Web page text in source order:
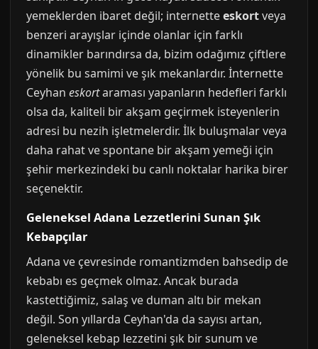
yemeklerden ibaret değil; internetteeskortveya
benzeri arayışlar içinde olanlar için farklı
dinamikler barındırsa da, bizim odağımız çiftlere
yönelik bu samimi ve şık mekanlardır. İnternette
Ceyhan eskortaraması yapanların hedefleri farklı
olsa da, kaliteli bir akşam geçirmek isteyenlerin
adresi bu nezih işletmelerdir. İlk buluşmalar veya
daha rahat ve spontane bir akşam yemeği için
şehir merkezindeki bu canlı noktalar harika birer
seçenektir.
Geleneksel Adana Lezzetlerini Sunan Şık
Kebapçılar
Adana ve çevresinde romantizmden bahsedip de
kebabı es geçmek olmaz. Ancak burada
kastettiğimiz, salaş ve duman altı bir mekan
değil. Son yıllarda Ceyhan'da da sayısı artan,
geleneksel kebap lezzetini şık bir sunum ve